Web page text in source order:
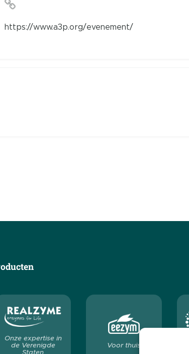
https://www.a3p.org/evenement/
Onze expertise in
de Verenigde
Staten
Voor thuis